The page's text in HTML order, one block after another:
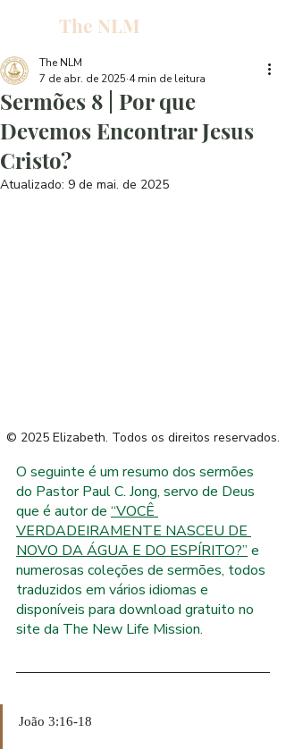
E
N
EW
L
I
F
E
.
O
R
The NLM
Sermões 8 | Por que
Devemos Encontrar Jesus
Cristo?
The NLM
7 de abr. de 2025 4 min de leitura
Atualizado: 9 de mai. de 2025
© 2025 Elizabeth. Todos os direitos reservados.
O seguinte é um resumo dos sermões
do Pastor Paul C. Jong, servo de Deus
que é autor de “VOCÊ
VERDADEIRAMENTE NASCEU DE
NOVO DA ÁGUA E DO ESPÍRITO?” e
numerosas coleções de sermões, todos
traduzidos em vários idiomas e
disponíveis para download gratuito no
site da The New Life Mission.
João 3:16-18